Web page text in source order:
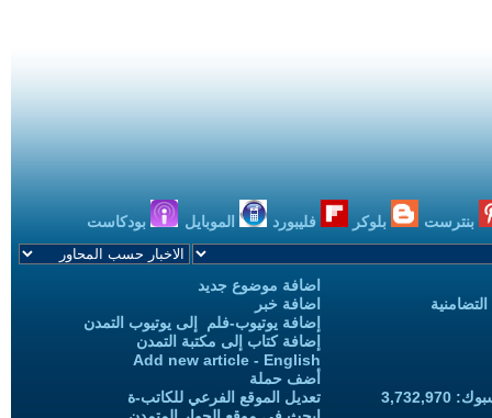
بنترست بلوكر فليبورد الموبايل بودكاست
اضافة موضوع جديد
اضافة خبر
إضافة يوتيوب-فلم إلى يوتيوب التمدن
إضافة كتاب إلى مكتبة التمدن
Add new article - English
أضف حملة
تعديل الموقع الفرعي للكاتب-ة